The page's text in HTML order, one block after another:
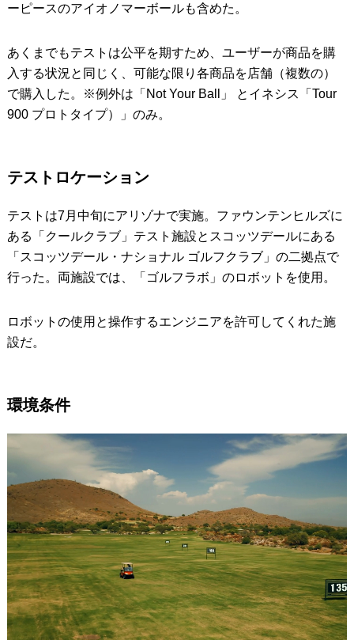
ーピースのアイオノマーボールも含めた。
あくまでもテストは公平を期すため、ユーザーが商品を購
入する状況と同じく、可能な限り各商品を店舗（複数の）
で購入した。※例外は「Not Your Ball」 とイネシス「Tour
900 プロトタイプ）」のみ。
テストロケーション
テストは7月中旬にアリゾナで実施。ファウンテンヒルズに
ある「クールクラブ」テスト施設とスコッツデールにある
「スコッツデール・ナショナル ゴルフクラブ」の二拠点で
行った。両施設では、「ゴルフラボ」のロボットを使用。
ロボットの使用と操作するエンジニアを許可してくれた施
設だ。
環境条件